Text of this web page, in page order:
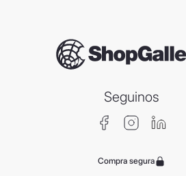
Seguinos
Compra segura